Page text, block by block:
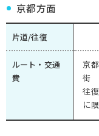
京都方面
片道/往復
ルート・交通
費
京
街
往
に